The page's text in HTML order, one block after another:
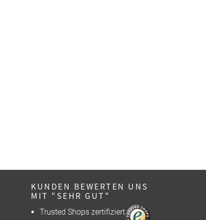
KUNDEN BEWERTEN UNS
MIT "SEHR GUT"
Trusted Shops zertifiziert